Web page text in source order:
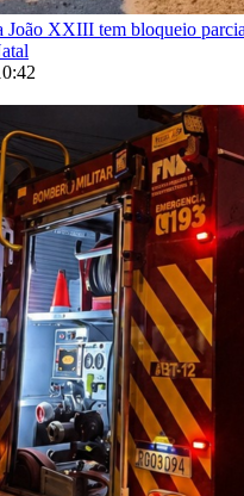
João XXIII tem bloqueio